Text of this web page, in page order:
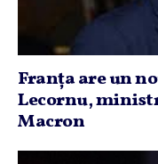
Franţa are un
Lecornu,
Macron